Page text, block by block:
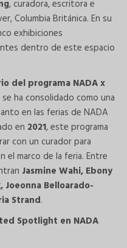
, curadora, escritora e
Columbia Británica. En su
exhibiciones
dentro de este espacio
del programa NADA x
ha consolidado como una
en las ferias de NADA
en 2021, este programa
con un curador para
marco de la feria. Entre
Jasmine Wahi, Ebony
Joeonna Belloarado-
Strand.
Spotlight en NADA